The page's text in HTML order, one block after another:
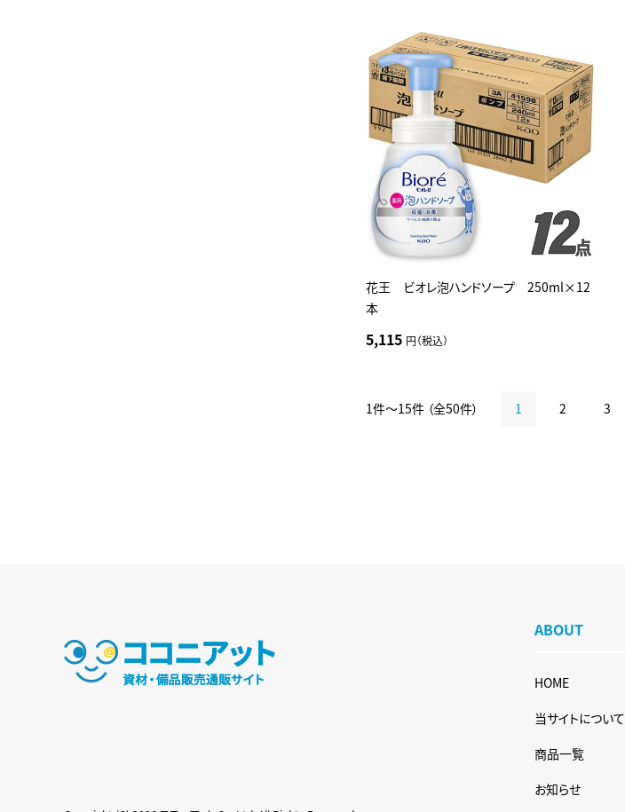
花王 ビオレ泡ハンドソープ 250ml×12
本
5,115 円（税込）
1件～15件 （全50件） 1 2 3
ABOUT
HOME
当サイトについて
商品一覧
お知らせ